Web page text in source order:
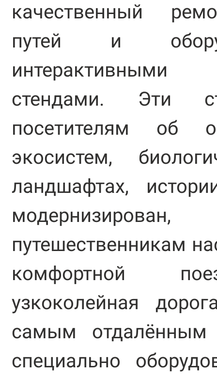
качественный
путей и
стендами. Эти
посетителям об
экосистем,
ландшафтах,
путешественникам
комфортной
узкоколейная
самым отдалённым
специально